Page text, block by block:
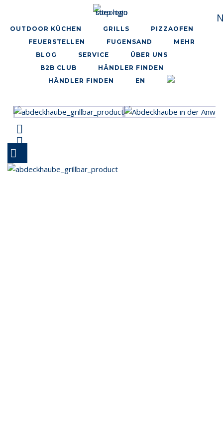
content
OUTDOOR KÜCHEN GRILLS
PIZZAOFEN
FEUERSTELLEN
FUGENSAND
MEHR
BLOG
SERVICE
ÜBER UNS
B2B CLUB
HÄNDLER FINDEN
HÄNDLER FINDEN
EN